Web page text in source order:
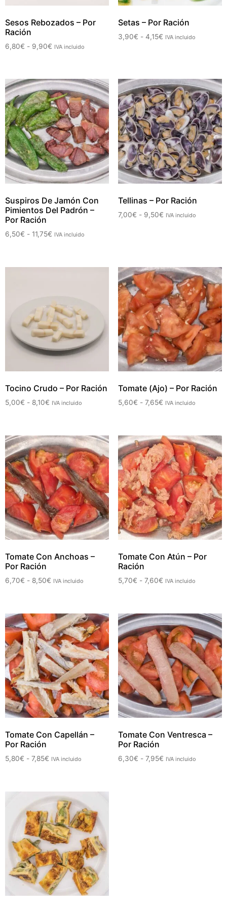
Sesos Rebozados – Por
Ración
6,80€ - 9,90€ IVA incluido
Setas – Por Ración
3,90€ - 4,15€ IVA incluido
Suspiros De Jamón Con
Pimientos Del Padrón –
Por Ración
6,50€ - 11,75€ IVA incluido
Tellinas – Por Ración
7,00€ - 9,50€ IVA incluido
Tocino Crudo – Por Ración
5,00€ - 8,10€ IVA incluido
Tomate (Ajo) – Por Ración
5,60€ - 7,65€ IVA incluido
Tomate Con Anchoas –
Por Ración
6,70€ - 8,50€ IVA incluido
Tomate Con Atún – Por
Ración
5,70€ - 7,60€ IVA incluido
Tomate Con Capellán –
Por Ración
5,80€ - 7,85€ IVA incluido
Tomate Con Ventresca –
Por Ración
6,30€ - 7,95€ IVA incluido